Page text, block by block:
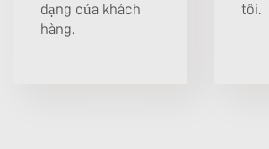
dạng của khách
hàng.
tôi.